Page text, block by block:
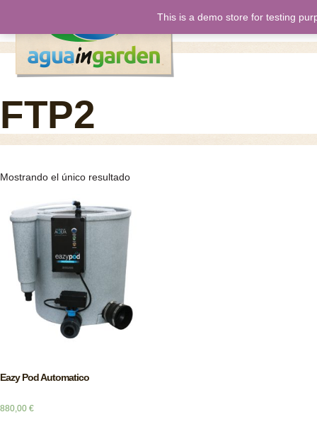
FTP2
Mostrando el único resultado
Eazy Pod Automatico
880,00 €
This is a demo store for testing